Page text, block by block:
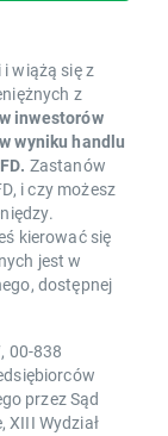
wiążą się z
z
inwestorów
wyniku handlu
Zastanów
i czy możesz
kierować się
jest w
dostępnej
00-838
przez Sąd
XIII Wydział